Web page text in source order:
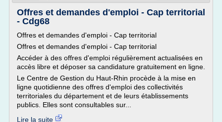
Offres et demandes d'emploi - Cap territorial
- Cdg68
Offres et demandes d'emploi - Cap territorial
Offres et demandes d'emploi - Cap territorial
Accéder à des offres d'emploi régulièrement actualisées en
accès libre et déposer sa candidature gratuitement en ligne.
Le Centre de Gestion du Haut-Rhin procède à la mise en
ligne quotidienne des offres d'emploi des collectivités
territoriales du département et de leurs établissements
publics. Elles sont consultables sur...
Lire la suite